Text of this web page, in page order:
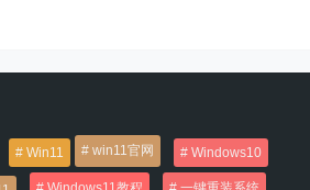
Win11 win11官网 Windows10